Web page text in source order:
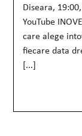
Diseara,
YouTube
care alege
fiecare data
[...]